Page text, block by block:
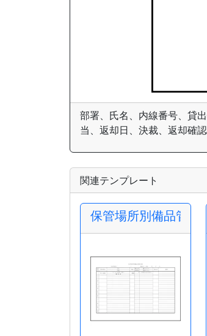
部署、氏名、内線番号、貸
当、返却日、決裁、返却確
関連テンプレート
保管場所別備品管理